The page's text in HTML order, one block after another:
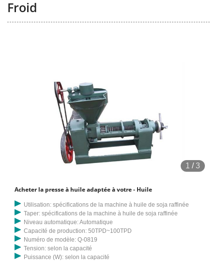
Froid
1 /3
Acheter la presse à huile adaptée à votre - Huile
Utilisation: spécifications de la machine à huile de soja raffinée
Taper: spécifications de la machine à huile de soja raffinée
Niveau automatique: Automatique
Capacité de production: 50TPD~100TPD
Numéro de modèle: Q-0819
Tension: selon la capacité
Puissance (W): selon la capacité